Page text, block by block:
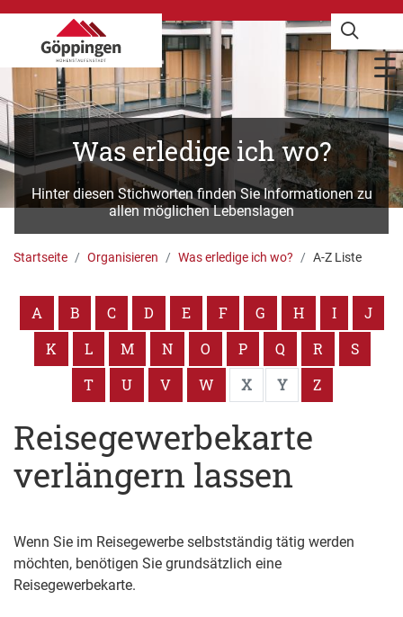
Was erledige ich wo?
Hinter diesen Stichworten finden Sie Informationen zu
allen möglichen Lebenslagen
Startseite Organisieren Was erledige ich wo? A-Z Liste
A B C D E F G H I
J
K
L M N O P Q R
S
T
U V W X Y Z
Reisegewerbekarte
verlängern lassen
Wenn Sie im Reisegewerbe selbstständig tätig werden
möchten, benötigen Sie grundsätzlich eine
Reisegewerbekarte.